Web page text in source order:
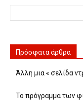
Πρόσφατα άρθρα
Άλλη μια « σελίδα
Το πρόγραμμα των